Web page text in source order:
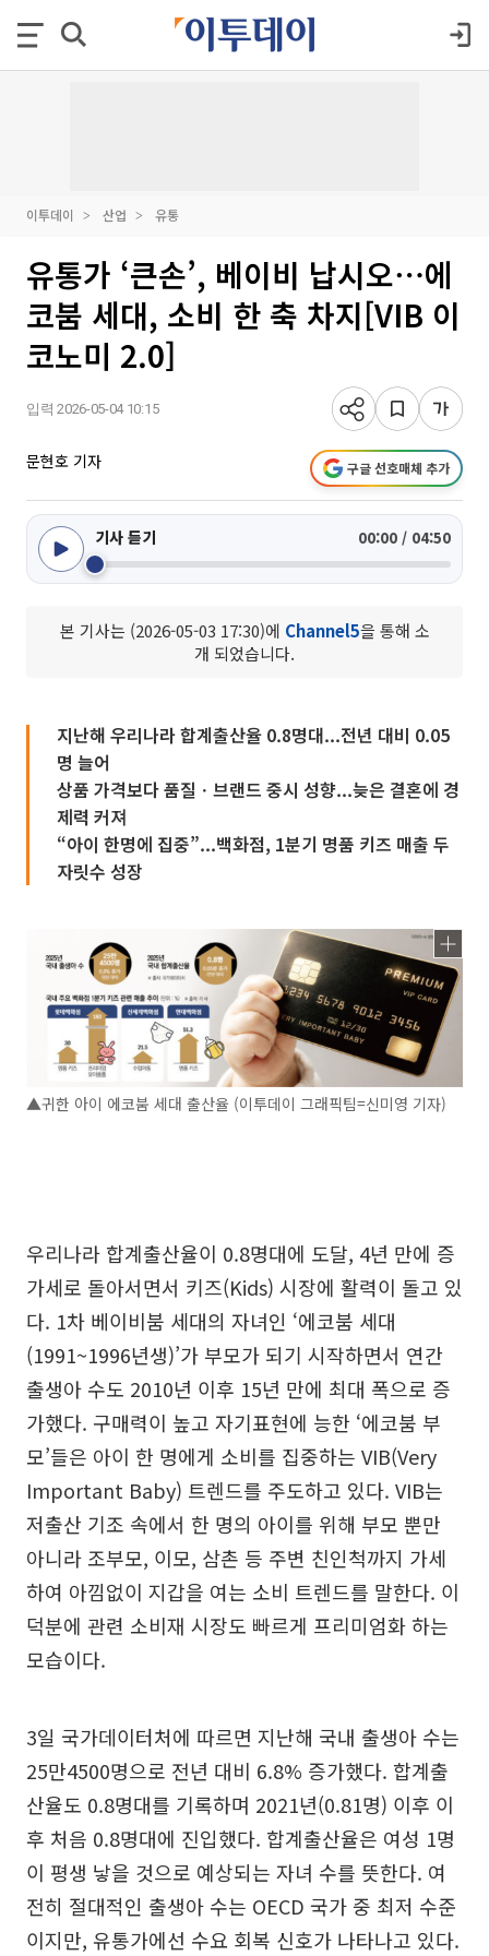
이투데이 산업 유통
유통가 ‘큰손’, 베이비 납시오⋯에
코붐 세대, 소비 한 축 차지[VIB 이
코노미 2.0]
입력 2026-05-04 10:15
문현호 기자 구글 선호매체 추가
기사 듣기 00:00 / 04:50
본 기사는 (2026-05-03 17:30)에 Channel5을 통해 소
개 되었습니다.
지난해 우리나라 합계출산율 0.8명대...전년 대비 0.05
명 늘어
상품 가격보다 품질ㆍ브랜드 중시 성향...늦은 결혼에 경
제력 커져
“아이 한명에 집중”...백화점, 1분기 명품 키즈 매출 두
자릿수 성장
▲귀한 아이 에코붐 세대 출산율 (이투데이 그래픽팀=신미영 기자)
우리나라 합계출산율이 0.8명대에 도달, 4년 만에 증
가세로 돌아서면서 키즈(Kids) 시장에 활력이 돌고 있
다. 1차 베이비붐 세대의 자녀인 ‘에코붐 세대
(1991~1996년생)’가 부모가 되기 시작하면서 연간
출생아 수도 2010년 이후 15년 만에 최대 폭으로 증
가했다. 구매력이 높고 자기표현에 능한 ‘에코붐 부
모’들은 아이 한 명에게 소비를 집중하는 VIB(Very
Important Baby) 트렌드를 주도하고 있다. VIB는
저출산 기조 속에서 한 명의 아이를 위해 부모 뿐만
아니라 조부모, 이모, 삼촌 등 주변 친인척까지 가세
하여 아낌없이 지갑을 여는 소비 트렌드를 말한다. 이
덕분에 관련 소비재 시장도 빠르게 프리미엄화 하는
모습이다.
3일 국가데이터처에 따르면 지난해 국내 출생아 수는
25만4500명으로 전년 대비 6.8% 증가했다. 합계출
산율도 0.8명대를 기록하며 2021년(0.81명) 이후 이
후 처음 0.8명대에 진입했다. 합계출산율은 여성 1명
이 평생 낳을 것으로 예상되는 자녀 수를 뜻한다. 여
전히 절대적인 출생아 수는 OECD 국가 중 최저 수준
이지만, 유통가에선 수요 회복 신호가 나타나고 있다.